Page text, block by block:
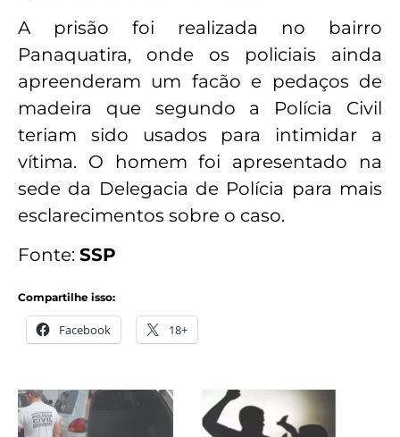
A prisão foi realizada no bairro
Panaquatira, onde os policiais ainda
apreenderam um facão e pedaços de
madeira que segundo a Polícia Civil
teriam sido usados para intimidar a
vítima. O homem foi apresentado na
sede da Delegacia de Polícia para mais
esclarecimentos sobre o caso.
Fonte: SSP
Compartilhe isso:
Facebook 18+